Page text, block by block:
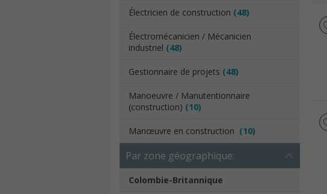
Électricien de construction (48)
Électromécanicien / Mécanicien
industriel (48)
Gestionnaire de projets (48)
Manoeuvre / Manutentionnaire
(construction) (10)
Manœuvre en construction (10)
Par zone géographique:
Colombie-Britannique